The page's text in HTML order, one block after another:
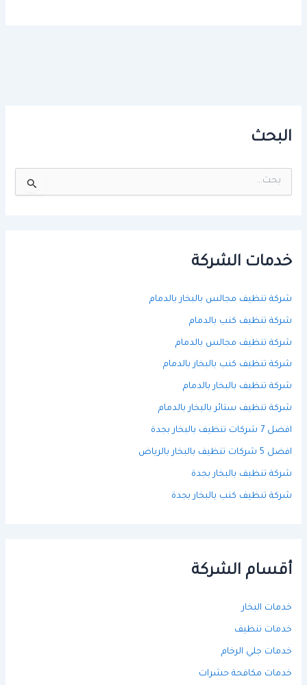
البحث
ن
خدمات الشركة
شركة تنظيف مجالس بالبخار بالدمام
شركة تنظيف كنب بالدمام
شركة تنظيف مجالس بالدمام
شركة تنظيف كنب بالبخار بالدمام
شركة تنظيف بالبخار بالدمام
شركة تنظيف ستائر بالبخار بالدمام
افضل 7 شركات تنظيف بالبخار بجدة
افضل 5 شركات تنظيف بالبخار بالرياض
شركة تنظيف بالبخار بجدة
شركة تنظيف كنب بالبخار بجدة
أقسام الشركة
خدمات البخار
خدمات تنظيف
خدمات جلي الرخام
خدمات مكافحة حشرات